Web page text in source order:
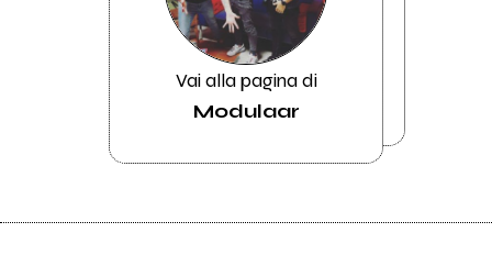
Vai alla pagina di
Modulaar